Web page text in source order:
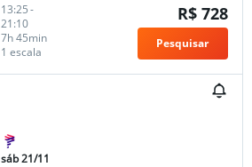
13:25-
21:10
1 escala
7h 45min
R$ 728
Pesquisar
sáb 21/11